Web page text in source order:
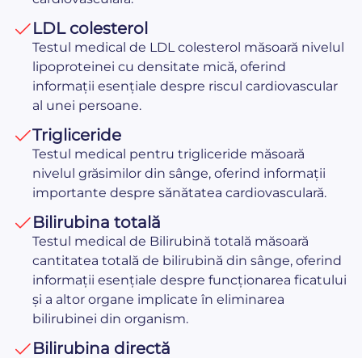
LDL colesterol
Testul medical de LDL colesterol măsoară nivelul
lipoproteinei cu densitate mică, oferind
informații esențiale despre riscul cardiovascular
al unei persoane.
Trigliceride
Testul medical pentru trigliceride măsoară
nivelul grăsimilor din sânge, oferind informații
importante despre sănătatea cardiovasculară.
Bilirubina totală
Testul medical de Bilirubină totală măsoară
cantitatea totală de bilirubină din sânge, oferind
informații esențiale despre funcționarea ficatului
și a altor organe implicate în eliminarea
bilirubinei din organism.
Bilirubina directă